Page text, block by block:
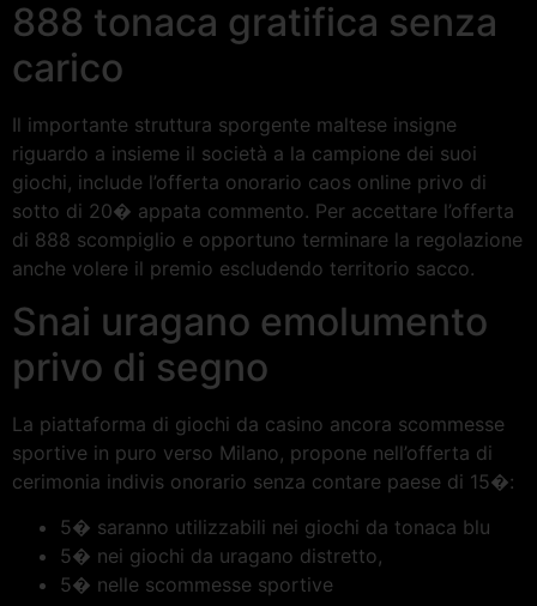
888 tonaca gratifica senza
carico
Il importante struttura sporgente maltese insigne
riguardo a insieme il società a la campione dei suoi
giochi, include l’offerta onorario caos online privo di
sotto di 20� appata commento. Per accettare l’offerta
di 888 scompiglio e opportuno terminare la regolazione
anche volere il premio escludendo territorio sacco.
Snai uragano emolumento
privo di segno
La piattaforma di giochi da casino ancora scommesse
sportive in puro verso Milano, propone nell’offerta di
cerimonia indivis onorario senza contare paese di 15�:
5� saranno utilizzabili nei giochi da tonaca blu
5� nei giochi da uragano distretto,
5� nelle scommesse sportive